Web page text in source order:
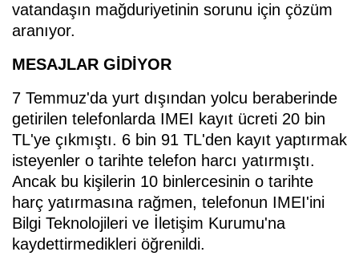
vatandaşın mağduriyetinin sorunu için çözüm
aranıyor.
MESAJLAR GİDİYOR
7 Temmuz'da yurt dışından yolcu beraberinde
getirilen telefonlarda IMEI kayıt ücreti 20 bin
TL'ye çıkmıştı. 6 bin 91 TL'den kayıt yaptırmak
isteyenler o tarihte telefon harcı yatırmıştı.
Ancak bu kişilerin 10 binlercesinin o tarihte
harç yatırmasına rağmen, telefonun IMEI'ini
Bilgi Teknolojileri ve İletişim Kurumu'na
kaydettirmedikleri öğrenildi.